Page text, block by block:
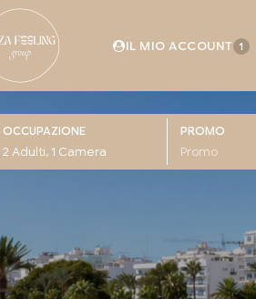
IL MIO ACCOUNT 1
OCCUPAZIONE PROMO